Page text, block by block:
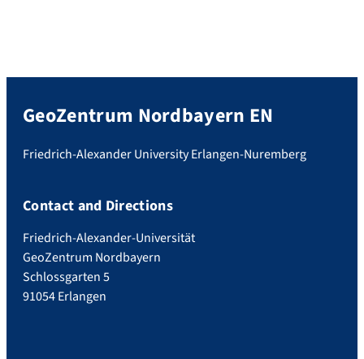
GeoZentrum Nordbayern EN
Friedrich-Alexander University Erlangen-Nuremberg
Contact and Directions
Friedrich-Alexander-Universität
GeoZentrum Nordbayern
Schlossgarten 5
91054 Erlangen